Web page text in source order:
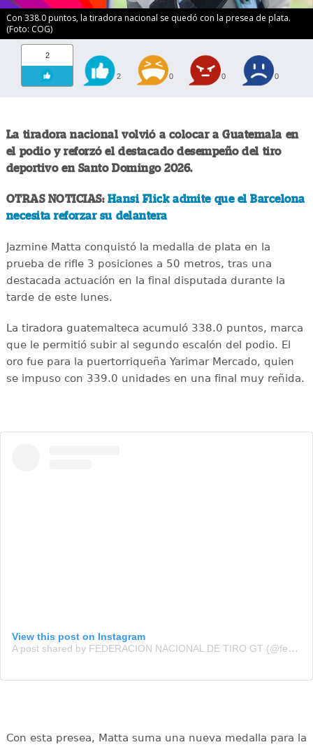
Con 338.0 puntos, la tiradora nacional se quedó con la presea de plata.
(Foto: COG)
2
2 0 0 0
La tiradora nacional volvió a colocar a Guatemala en
el podio y reforzó el destacado desempeño del tiro
deportivo en Santo Domingo 2026.
OTRAS NOTICIAS: Hansi Flick admite que el Barcelona
necesita reforzar su delantera
Jazmine Matta conquistó la medalla de plata en la
prueba de rifle 3 posiciones a 50 metros, tras una
destacada actuación en la final disputada durante la
tarde de este lunes.
La tiradora guatemalteca acumuló 338.0 puntos, marca
que le permitió subir al segundo escalón del podio. El
oro fue para la puertorriqueña Yarimar Mercado, quien
se impuso con 339.0 unidades en una final muy reñida.
View this post on Instagram
A post shared by FEDERACION NACIONAL DE TIRO GT (@fedenatir)
Con esta presea, Matta suma una nueva medalla para la